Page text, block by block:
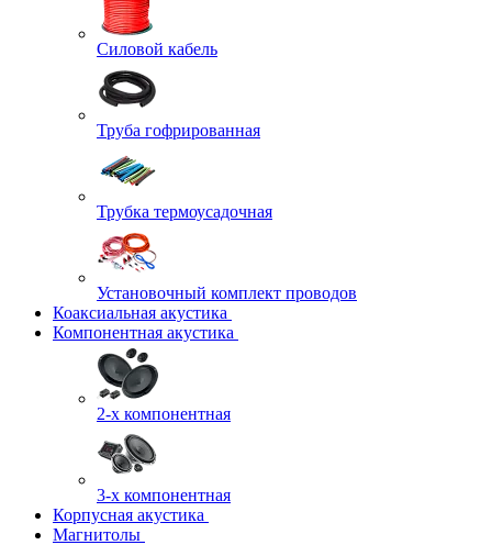
Силовой кабель
Труба гофрированная
Трубка термоусадочная
Установочный комплект проводов
Коаксиальная акустика
Компонентная акустика
2-х компонентная
3-х компонентная
Корпусная акустика
Магнитолы